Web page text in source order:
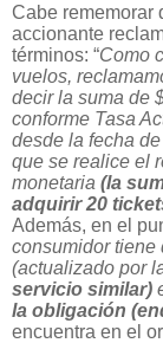
Cabe rememorar
accionante
términos: “Como
vuelos,
decir la suma de
conforme Tasa
desde la fecha
que se realice el
monetaria (la
adquirir 20
Además, en el
consumidor tiene
(actualizado por
servicio similar)
la obligación
encuentra en el